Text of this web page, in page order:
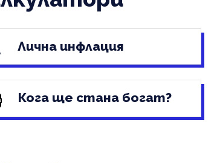
Лична инфлация
Кога ще стана богат?